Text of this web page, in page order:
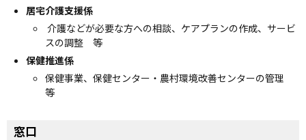
居宅介護支援係
介護などが必要な方への相談、ケアプランの作成、サービ
スの調整 等
保健推進係
保健事業、保健センター・農村環境改善センターの管理
等
窓口